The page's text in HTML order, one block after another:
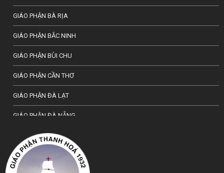
GIÁO PHẬN BÀ RỊA
GIÁO PHẬN BẮC NINH
GIÁO PHẬN BÙI CHU
GIÁO PHẬN CẦN THƠ
GIÁO PHẬN ĐÀ LẠT
GIÁO PHẬN ĐÀ NẴNG
TỔNG GIÁO PHẬN HÀ NỘI
GIÁO PHẬN HẢI PHÒNG